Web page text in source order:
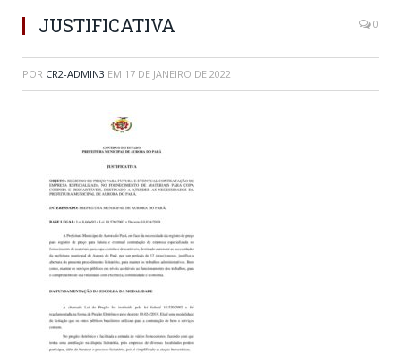
JUSTIFICATIVA 0
POR CR2-ADMIN3 EM 17 DE JANEIRO DE 2022